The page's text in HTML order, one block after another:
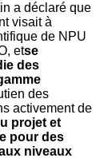
a déclaré que
visait à
de NPU
etse
des
des
activement de
projet et
pour des
niveaux